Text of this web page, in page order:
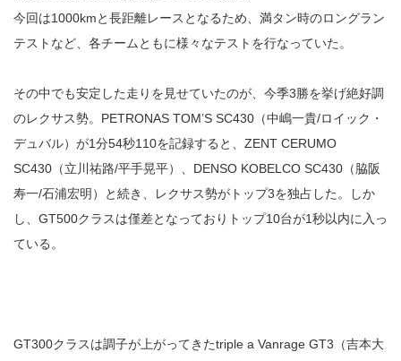
今回は1000kmと長距離レースとなるため、満タン時のロングラン
テストなど、各チームともに様々なテストを行なっていた。
その中でも安定した走りを見せていたのが、今季3勝を挙げ絶好調
のレクサス勢。PETRONAS TOM’S SC430（中嶋一貴/ロイック・
デュバル）が1分54秒110を記録すると、ZENT CERUMO
SC430（立川祐路/平手晃平）、DENSO KOBELCO SC430（脇阪
寿一/石浦宏明）と続き、レクサス勢がトップ3を独占した。しか
し、GT500クラスは僅差となっておりトップ10台が1秒以内に入っ
ている。
GT300クラスは調子が上がってきたtriple a Vanrage GT3（吉本大